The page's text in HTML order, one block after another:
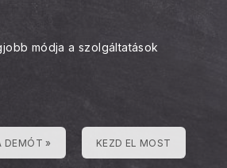
módja a szolgáltatások
DEMÓT » KEZD EL MOST